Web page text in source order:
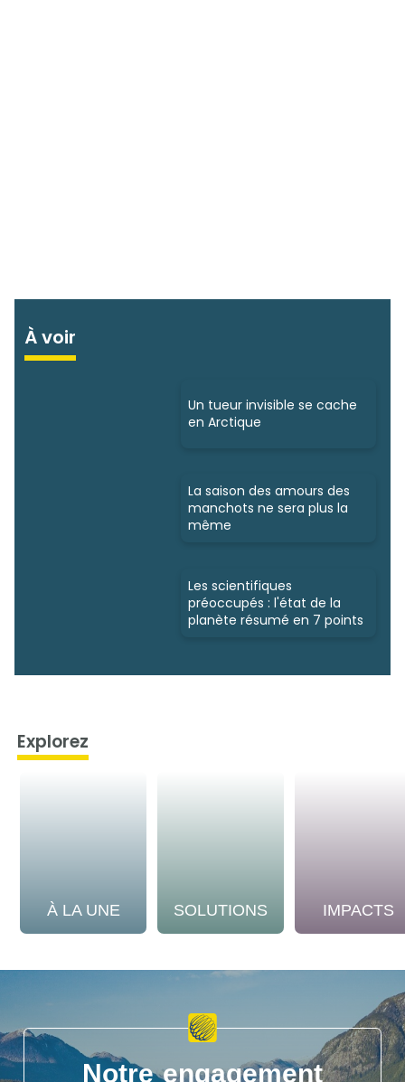
À voir
Un tueur invisible se cache
en Arctique
La saison des amours des
manchots ne sera plus la
même
Les scientifiques
préoccupés : l'état de la
planète résumé en 7 points
Explorez
À LA UNE SOLUTIONS IMPACTS
Notre engagement